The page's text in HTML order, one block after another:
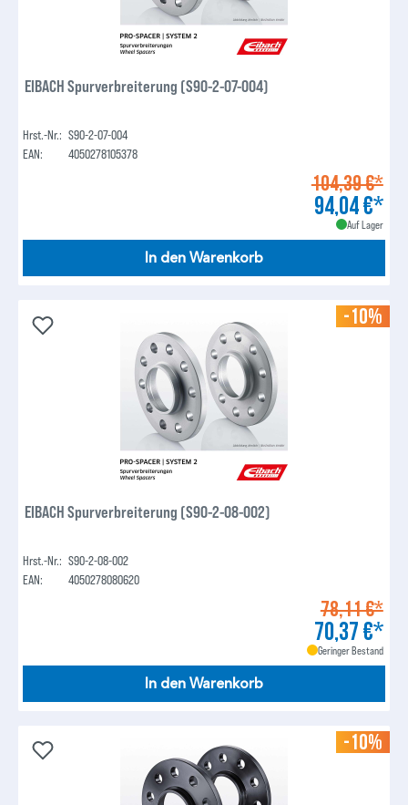
EIBACH Spurverbreiterung (S90-2-07-004)
Hrst.-Nr.: S90-2-07-004
EAN:
4050278105378
104,39 €*
94,04 €*
Auf Lager
In den Warenkorb
-10%
EIBACH Spurverbreiterung (S90-2-08-002)
Hrst.-Nr.: S90-2-08-002
EAN:
4050278080620
78,11 €*
70,37 €*
Geringer Bestand
In den Warenkorb
-10%